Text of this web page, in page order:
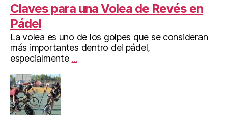
Claves para una Volea de Revés en
Pádel
La volea es uno de los golpes que se consideran
más importantes dentro del pádel,
especialmente ...